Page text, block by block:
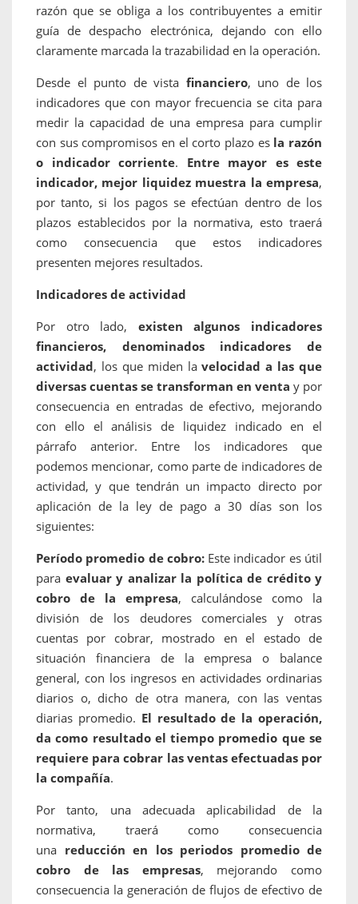
razón que se obliga a los contribuyentes a emitir
guía de despacho electrónica, dejando con ello
claramente marcada la trazabilidad en la operación.
Desde el punto de vista financiero, uno de los
indicadores que con mayor frecuencia se cita para
medir la capacidad de una empresa para cumplir
con sus compromisos en el corto plazo es la razón
o indicador corriente. Entre mayor es este
indicador, mejor liquidez muestra la empresa,
por tanto, si los pagos se efectúan dentro de los
plazos establecidos por la normativa, esto traerá
como consecuencia que estos indicadores
presenten mejores resultados.
Indicadores de actividad
Por otro lado, existen algunos indicadores
financieros, denominados indicadores de
actividad, los que miden lavelocidad a las que
diversas cuentas se transforman en venta y por
consecuencia en entradas de efectivo, mejorando
con ello el análisis de liquidez indicado en el
párrafo anterior. Entre los indicadores que
podemos mencionar, como parte de indicadores de
actividad, y que tendrán un impacto directo por
aplicación de la ley de pago a 30 días son los
siguientes:
Período promedio de cobro:Este indicador es útil
para evaluar y analizar la política de crédito y
cobro de la empresa, calculándose como la
división de los deudores comerciales y otras
cuentas por cobrar, mostrado en el estado de
situación financiera de la empresa o balance
general, con los ingresos en actividades ordinarias
diarios o, dicho de otra manera, con las ventas
diarias promedio. El resultado de la operación,
da como resultado el tiempo promedio que se
requiere para cobrar las ventas efectuadas por
la compañía.
Por tanto, una adecuada aplicabilidad de la
normativa, traerá como consecuencia
una reducción en los periodos promedio de
cobro de las empresas, mejorando como
consecuencia la generación de flujos de efectivo de